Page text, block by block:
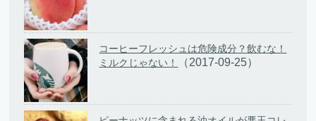
コーヒーフレッシュは危険成分？飲むな！
ミルクじゃない！
（2017-09-25）